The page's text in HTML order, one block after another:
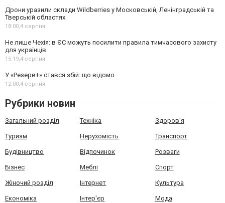
Дрони уразили склади Wildberries у Московській, Ленінградській та
Тверській областях
18:00,4 серпня
Не лише Чехія: в ЄС можуть посилити правила тимчасового захисту
для українців
15:19,4 серпня
У «Резерв+» стався збій: що відомо
12:00,4 серпня
Рубрики новин
Загальний розділ Техніка Здоров'я
Туризм Нерухомість Транспорт
Будівництво Відпочинок Розваги
Бізнес Меблі Спорт
Жіночий розділ Інтернет Культура
Економіка Інтер'єр Мода